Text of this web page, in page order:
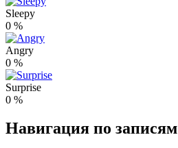
Sleepy
0 %
Angry
0 %
Surprise
0 %
Навигация по записям